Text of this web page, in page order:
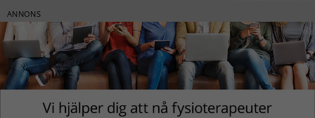
ANNONS